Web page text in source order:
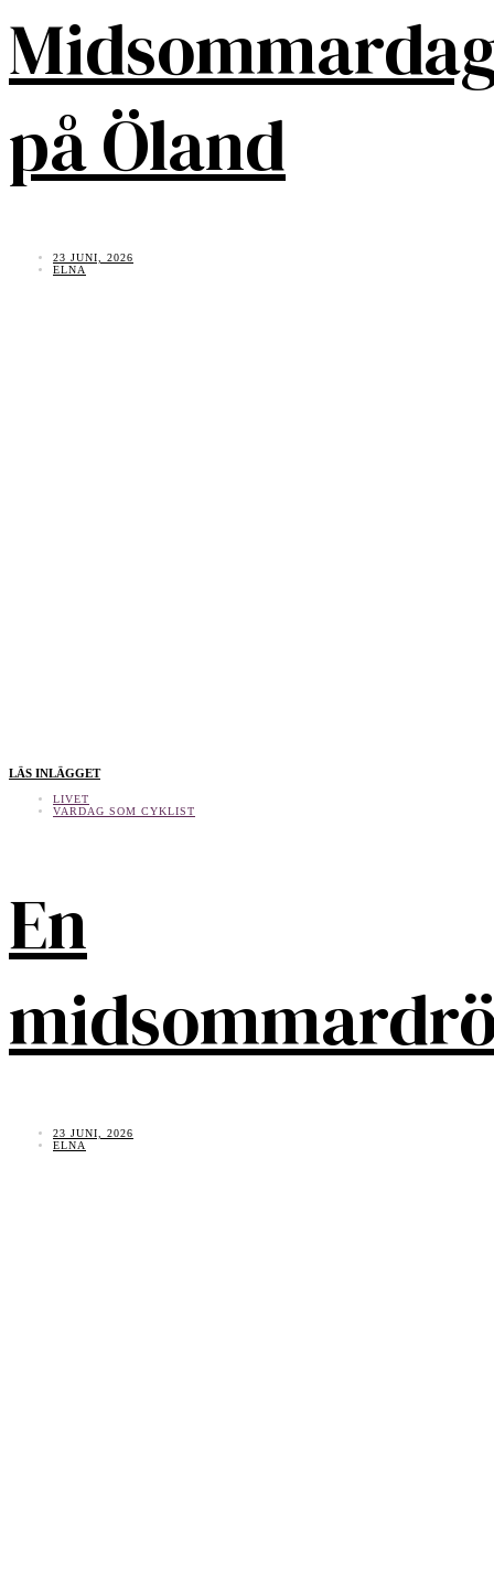
på Öland
23 JUNI, 2026
ELNA
LÄS INLÄGGET
LIVET
VARDAG SOM CYKLIST
En
23 JUNI, 2026
ELNA